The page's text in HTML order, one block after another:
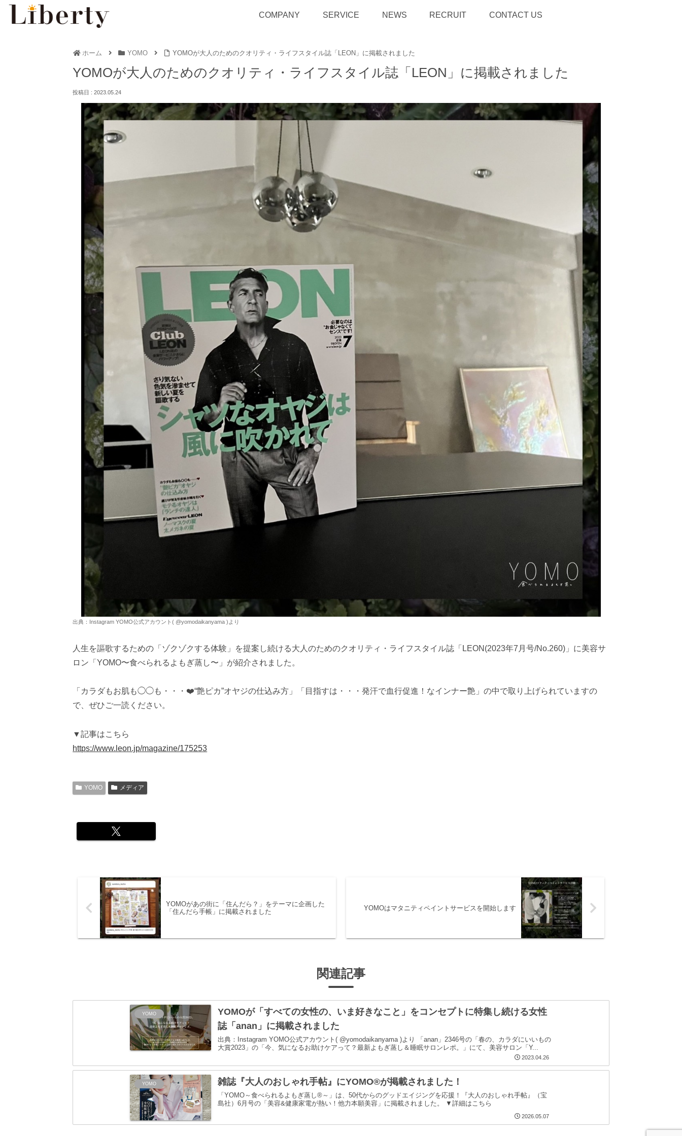
COMPANY SERVICE NEWS RECRUIT CONTACT US
ホーム YOMO YOMOが大人のためのクオリティ・ライフスタイル誌「LEON」に掲載されました
YOMOが大人のためのクオリティ・ライフスタイル誌「LEON」に掲載されました
2023.05.24
出典：Instagram YOMO公式アカウント( @yomodaikanyama )より
人生を謳歌するための「ゾクゾクする体験」を提案し続ける大人のためのクオリティ・ライフスタイル誌「LEON(2023年7月号/No.260)」に美容サ
ロン「YOMO〜食べられるよもぎ蒸し〜」が紹介されました。
「カラダもお肌も◯◯も・・・❤️“艶ピカ”オヤジの仕込み方」「目指すは・・・発汗で血行促進！なインナー艶」の中で取り上げられていますの
で、ぜひご一読ください。
▼記事はこちら
https://www.leon.jp/magazine/175253
YOMO メディア
YOMOがあの街に「住んだら？」をテーマに企画した
「住んだら手帳」に掲載されました
YOMOはマタニティペイントサービスを開始します
関連記事
YOMO
YOMOが「すべての女性の、いま好きなこと」をコンセプトに特集し続ける女性
誌「anan」に掲載されました
出典：Instagram YOMO公式アカウント( @yomodaikanyama )より 「anan」2346号の「春の、カラダにいいもの
大賞2023」の「今、気になるお助けケアって？最新よもぎ蒸し＆睡眠サロンレポ。」にて、美容サロン「Y...
2023.04.26
YOMO 雑誌『大人のおしゃれ手帖』にYOMO®が掲載されました！
「YOMO～食べられるよもぎ蒸し®～」は、50代からのグッドエイジングを応援！『大人のおしゃれ手帖』（宝
島社）6月号の「美容&健康家電が熱い！他力本願美容」に掲載されました。 ▼詳細はこちら
2026.05.07